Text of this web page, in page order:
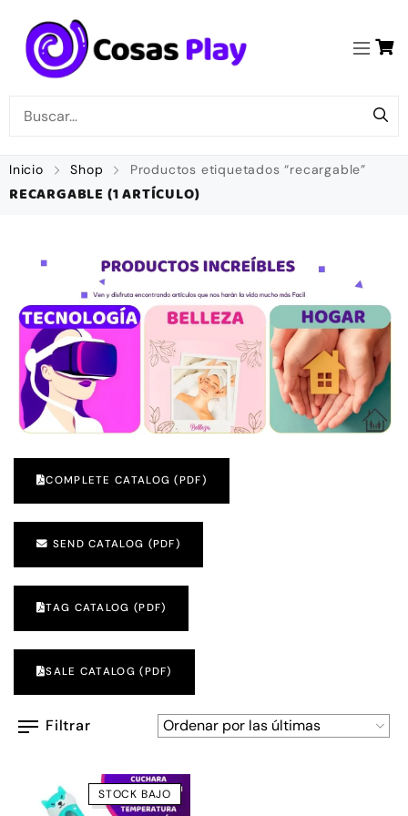
Inicio Shop Productos etiquetados “recargable”
RECARGABLE (1 ARTÍCULO)
COMPLETE CATALOG (PDF)
SEND CATALOG (PDF)
TAG CATALOG (PDF)
SALE CATALOG (PDF)
Filtrar
STOCK BAJO